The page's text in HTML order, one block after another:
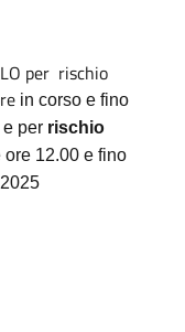
per rischio
in corso e fino
per rischio
ore 12.00 e fino